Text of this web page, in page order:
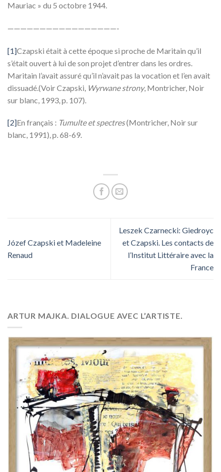
Mauriac » du 5 octobre 1944.
—————————————————-
[1]Czapski était à cette époque si proche de Maritain qu’il
s’était ouvert à lui de son projet d’entrer dans les ordres.
Maritain l’avait assuré qu’il n’avait pas la vocation et l’en avait
dissuadé.(Voir Czapski, Wyrwane strony, Montricher, Noir
sur blanc, 1993, p. 107).
[2]En français : Tumulte et spectres(Montricher, Noir sur
blanc, 1991), p. 68-69.
Józef Czapski et Madeleine
Renaud
Leszek Czarnecki: Giedroyc
et Czapski. Les contacts de
l’Institut Littéraire avec la
France
ARTUR MAJKA. DIALOGUE AVEC L’ARTISTE.